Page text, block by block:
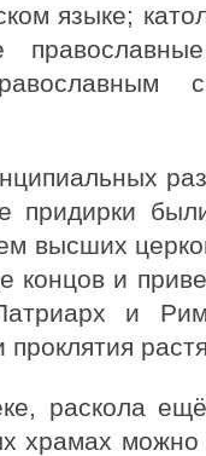
языке;
высших
концов и
и
проклятия
раскола
храмах